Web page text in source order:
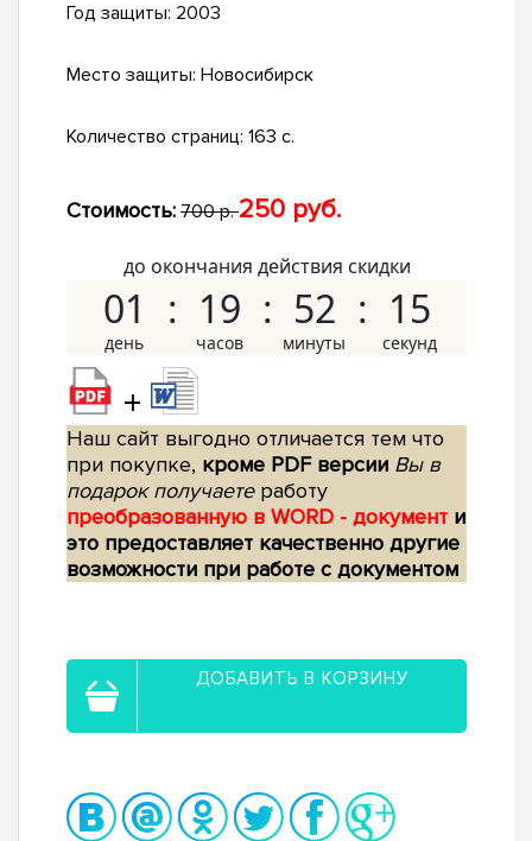
Год защиты: 2003
Место защиты: Новосибирск
Количество страниц: 163 с.
Стоимость: 700 р.250 руб.
до окончания действия скидки
01 19 52 14
+
Наш сайт выгодно отличается тем что
при покупке, кроме PDF версии Вы в
подарок получаетеработу
преобразованную в WORD - документ и
это предоставляет качественно другие
возможности при работе с документом
ДОБАВИТЬ В КОРЗИНУ